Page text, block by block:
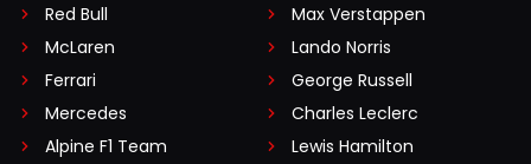
Red Bull
McLaren
Ferrari
Mercedes
Alpine F1 Team
Max Verstappen
Lando Norris
George Russell
Charles Leclerc
Lewis Hamilton